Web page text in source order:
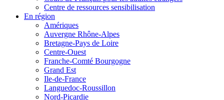
Centre de ressources sensibilisation
En région
Amériques
Auvergne Rhône-Alpes
Bretagne-Pays de Loire
Centre-Ouest
Franche-Comté Bourgogne
Grand Est
Ile-de-France
Languedoc-Roussillon
Nord-Picardie